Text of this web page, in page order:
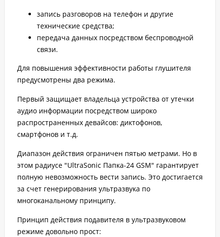
запись разговоров на телефон и другие
технические средства;
передача данных посредством беспроводной
связи.
Для повышения эффективности работы глушителя
предусмотрены два режима.
Первый защищает владельца устройства от утечки
аудио информации посредством широко
распространенных девайсов: диктофонов,
смартфонов и т.д.
Диапазон действия ограничен пятью метрами. Но в
этом радиусе "UltraSonic Папка-24 GSM" гарантирует
полную невозможность вести запись. Это достигается
за счет генерирования ультразвука по
многоканальному принципу.
Принцип действия подавителя в ультразвуковом
режиме довольно прост: